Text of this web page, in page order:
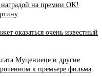
на премии OK!
оказаться очень известный
Муцениеце и другие
к премьере фильма